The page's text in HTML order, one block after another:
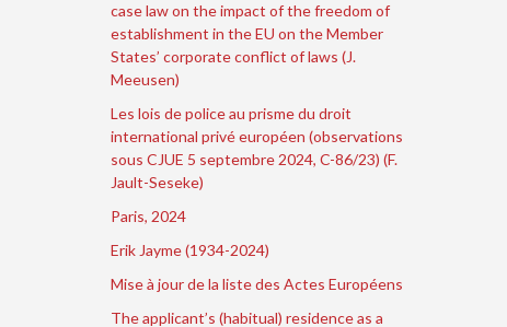
case law on the impact of the freedom of
establishment in the EU on the Member
States’ corporate conflict of laws (J.
Meeusen)
Les lois de police au prisme du droit
international privé européen (observations
sous CJUE 5 septembre 2024, C-86/23) (F.
Jault-Seseke)
Paris, 2024
Erik Jayme (1934-2024)
Mise à jour de la liste des Actes Européens
The applicant’s (habitual) residence as a